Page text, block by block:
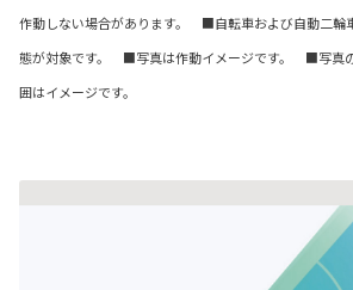
作動しない場合があります。 ■自転車および自動二輪
態が対象です。 ■写真は作動イメージです。 ■写真
囲はイメージです。